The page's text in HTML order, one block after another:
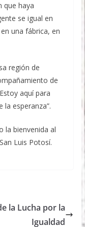
que haya
se igual en
una fábrica, en
región de
de
aquí para
la esperanza”.
la bienvenida al
Luis Potosí.
la Lucha por la
Igualdad